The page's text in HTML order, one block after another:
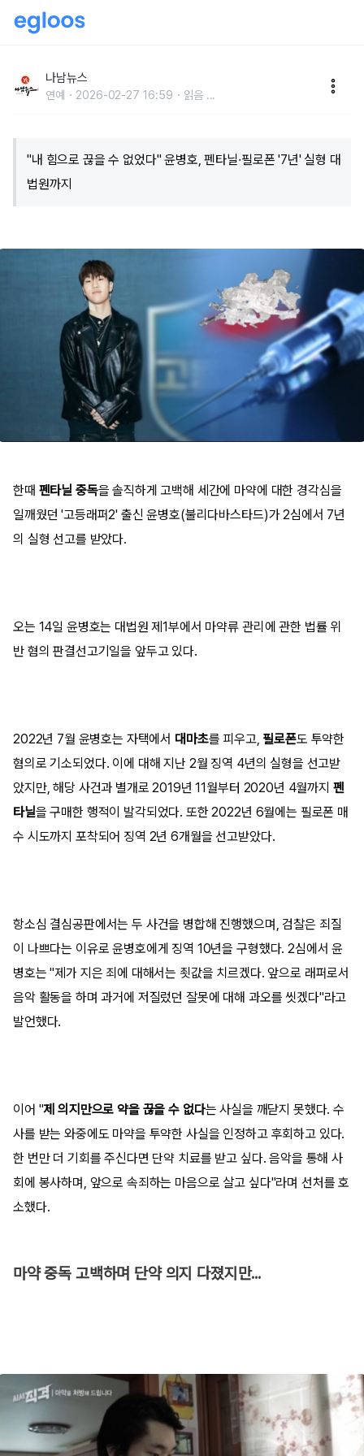
실형 대법원까지
나남뉴스
연예 2026-02-27 16:59 읽음 ...
​"내 힘으로 끊을 수 없었다" 윤병호, 펜타닐·필로폰 '7년' 실형 대
법원까지
한때 펜타닐 중독을 솔직하게 고백해 세간에 마약에 대한 경각심을
일깨웠던 '고등래퍼2' 출신 윤병호(불리다바스타드)가 2심에서 7년
의 실형 선고를 받았다.
오는 14일 윤병호는 대법원 제1부에서 마약류 관리에 관한 법률 위
반 혐의 판결선고기일을 앞두고 있다.
2022년 7월 윤병호는 자택에서 대마초를 피우고, 필로폰도 투약한
혐의로 기소되었다. 이에 대해 지난 2월 징역 4년의 실형을 선고받
았지만, 해당 사건과 별개로 2019년 11월부터 2020년 4월까지 펜
타닐을 구매한 행적이 발각되었다. 또한 2022년 6월에는 필로폰 매
수 시도까지 포착되어 징역 2년 6개월을 선고받았다.
항소심 결심공판에서는 두 사건을 병합해 진행했으며, 검찰은 죄질
이 나쁘다는 이유로 윤병호에게 징역 10년을 구형했다. 2심에서 윤
병호는 "제가 지은 죄에 대해서는 죗값을 치르겠다. 앞으로 래퍼로서
음악 활동을 하며 과거에 저질렀던 잘못에 대해 과오를 씻겠다"라고
발언했다.
이어 "제 의지만으로 약을 끊을 수 없다는 사실을 깨닫지 못했다. 수
사를 받는 와중에도 마약을 투약한 사실을 인정하고 후회하고 있다.
한 번만 더 기회를 주신다면 단약 치료를 받고 싶다. 음악을 통해 사
회에 봉사하며, 앞으로 속죄하는 마음으로 살고 싶다"라며 선처를 호
소했다.
마약 중독 고백하며 단약 의지 다졌지만...